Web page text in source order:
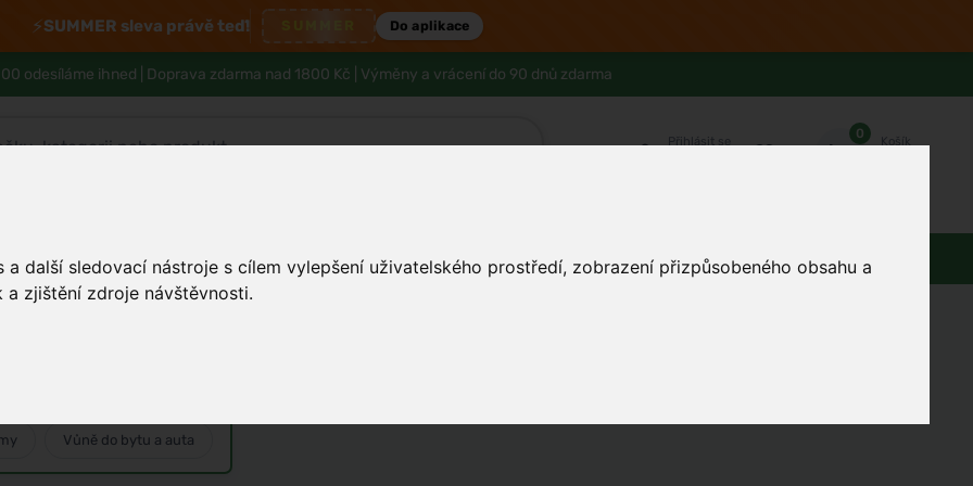
další sledovací nástroje s cílem vylepšení uživatelského prostředí, zobrazení přizpůsobeného obsahu a
zjištění zdroje návštěvnosti.
⚡SUMMER sleva právě teď! Do aplikace
odesíláme ihned | Doprava zdarma nad 1800 Kč | Výměny a vrácení do 90 dnů zdarma
Přihlásit se
0
Košík
Tělo a hygiena Zdraví Domácnost Dárky Obuv / oblečení
Vůně do bytu a auta